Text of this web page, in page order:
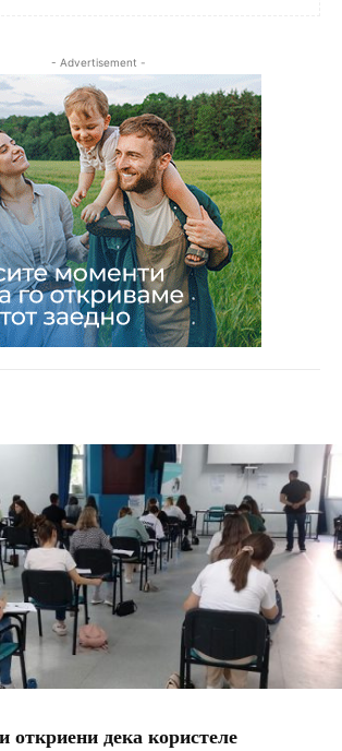
- Advertisement -
откриени дека користеле